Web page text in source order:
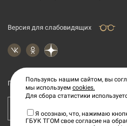
Версия для слабовидящих
Подпишитесь на рассылку новостей
Ваш e-mail адрес
Пользуясь нашим сайтом, вы
мы используем cookies.
Для сбора статистики
Я осознаю, что, нажимаю
ГБУК ТГОМ свое согласие на